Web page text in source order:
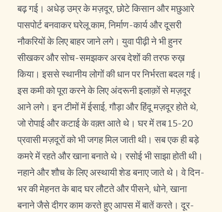
बढ़ गई। अधेड़ उम्र के मज़दूर, छोटे किसान और मछुआरे
पासपोर्ट बनवाकर घरेलू काम, निर्माण-कार्य और दूसरी
नौकरियों के लिए बाहर जाने लगे। युवा पीढ़ी ने भी हुनर
सीखकर और सोच-समझकर अरब देशों की तरफ रुख़
किया। इससे स्थानीय लोगों की धान पर निर्भरता बदल गई।
इस कमी को पूरा करने के लिए अंदरूनी इलाक़ों से मज़दूर
आने लगे। इन टीमों में ईसाई, गौड़ा और हिंदू मज़दूर होते थे,
जो रोपाई और कटाई के वक़्त आते थे। घर में तब 15-20
प्रवासी मज़दूरों को भी जगह मिल जाती थी। सब एक ही बड़े
कमरे में रहते और खाना बनाते थे। रसोई भी साझा होती थी।
नहाने और शौच के लिए अस्थायी शेड बनाए जाते थे। वे दिन-
भर की मेहनत के बाद घर लौटते और पीसने, धोने, खाना
बनाने जैसे दीगर काम करते हुए आपस में बातें करते। दूर-